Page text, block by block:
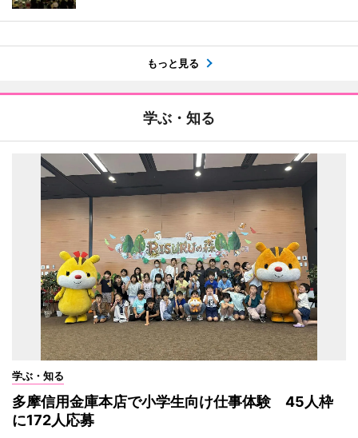
もっと見る
学ぶ・知る
学ぶ・知る
多摩信用金庫本店で小学生向け仕事体験 45人枠
に172人応募